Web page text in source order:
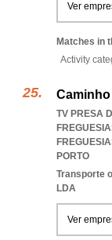
Ver
Matches in
Activity
TV PRESA
PORTO
Transporte
LDA
Ver